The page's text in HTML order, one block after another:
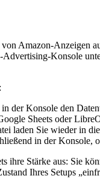
Amazon-Anzeigen
Advertising-Konsole
der Konsole den
Sheets oder
laden Sie wieder in
in der Konsole,
ihre Stärke aus: Sie
Ihres Setups